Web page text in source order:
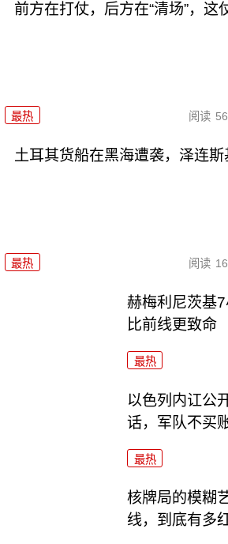
前方在打仗，后方在“清场”，这
最热 阅读
土耳其货船在黑海遭袭，泽连
最热 阅读
赫梅利尼茨基
比前线更致命
最热
以色列内讧公
话，军队不买
最热
核牌局的模糊
线，到底有多